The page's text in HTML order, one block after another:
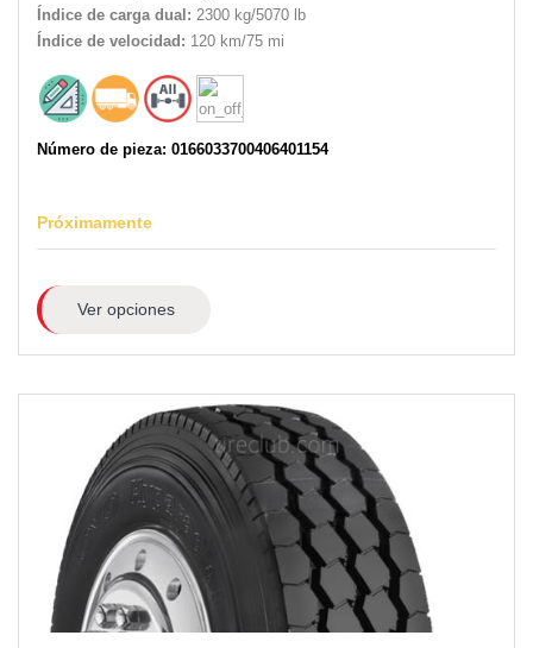
Índice de carga dual: 2300 kg/5070 lb
Índice de velocidad: 120 km/75 mi
Número de pieza: 0166033700406401154
Próximamente
Ver opciones